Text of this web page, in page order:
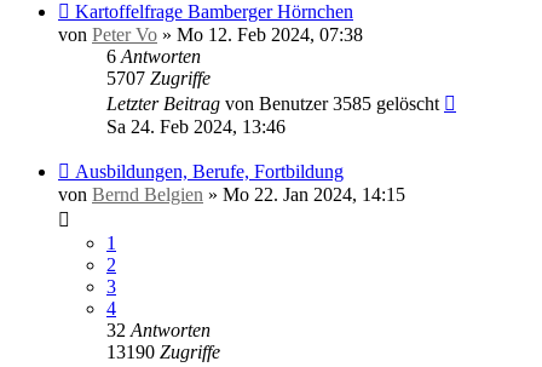
Kartoffelfrage Bamberger Hörnchen
von Peter Vo » Mo 12. Feb 2024, 07:38
6 Antworten
5707 Zugriffe
Letzter Beitrag von Benutzer 3585 gelöscht
Sa 24. Feb 2024, 13:46
Ausbildungen, Berufe, Fortbildung
von Bernd Belgien » Mo 22. Jan 2024, 14:15
1
2
3
4
32 Antworten
13190 Zugriffe